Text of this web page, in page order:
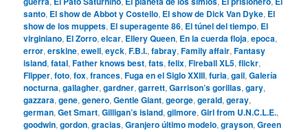
santo, El show de Abbot y Costello, El show de Dick Van Dyke, El
show de los muppets, El superagente 86, El túnel del tiempo, El
virginiano, El Zorro,elcar, Ellery Queen, En la cuerda floja,epoca,
error,erskine,ewell,eyck,F.B.I.,fabray,Family affair,Fantasy
island,fatal,Father knows best,fats,felix,Fireball XL5,flickr,
Flipper,foto,fox,frances,Fuga en el Siglo XXIII,furia,gail,Galería
nocturna,gallagher,gardner,garrett,Garrison’s gorillas,gary,
gazzara,gene,genero,Gentle Giant,george,gerald,geray,
german,Get Smart,Gilligan’s island,gilmore,Girl from U.N.C.L.E.,
goodwin,gordon,gracias,Granjero último modelo,grayson,Green